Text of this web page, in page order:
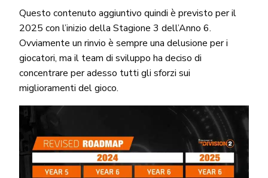
Questo contenuto aggiuntivo quindi è previsto per il
2025 con l’inizio della Stagione 3 dell’Anno 6.
Ovviamente un rinvio è sempre una delusione per i
giocatori, ma il team di sviluppo ha deciso di
concentrare per adesso tutti gli sforzi sui
miglioramenti del gioco.